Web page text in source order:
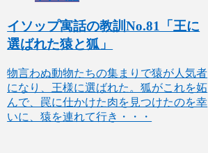
イソップ寓話の教訓No.81「王に
選ばれた猿と狐」
物言わぬ動物たちの集まりで猿が人気者
になり、王様に選ばれた。狐がこれを妬
んで、罠に仕かけた肉を見つけたのを幸
いに、猿を連れて行き・・・